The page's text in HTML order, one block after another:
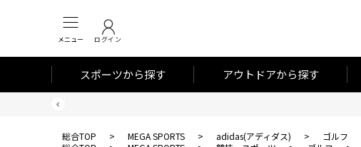
メニュー ログイン
スポーツから探す アウトドアから探す
総合TOP > MEGA SPORTS > adidas(アディダス) > ゴルフ